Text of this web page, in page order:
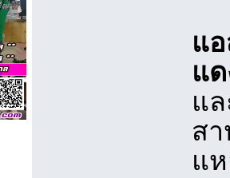
แ
แ
แ
ส
แ